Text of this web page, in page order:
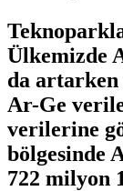
Ülkemizde
da
Ar-Ge
verilerine
bölgesinde
722 milyon